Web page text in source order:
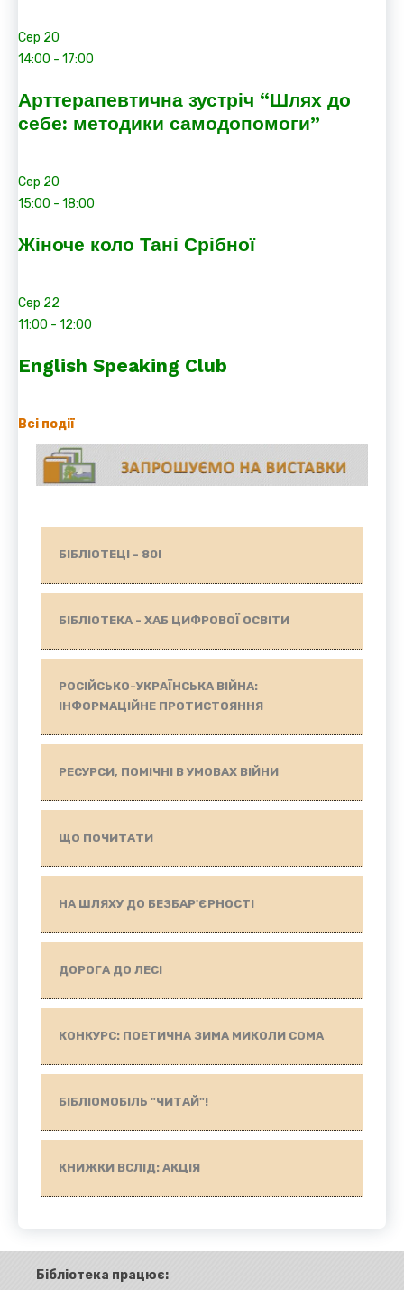
Сер 20
14:00 - 17:00
Арттерапевтична зустріч “Шлях до
себе: методики самодопомоги”
Сер 20
15:00 - 18:00
Жіноче коло Тані Срібної
Сер 22
11:00 - 12:00
English Speaking Club
Всі події
БІБЛІОТЕЦІ - 80!
БІБЛІОТЕКА - ХАБ ЦИФРОВОЇ ОСВІТИ
РОСІЙСЬКО-УКРАЇНСЬКА ВІЙНА:
ІНФОРМАЦІЙНЕ ПРОТИСТОЯННЯ
РЕСУРСИ, ПОМІЧНІ В УМОВАХ ВІЙНИ
ЩО ПОЧИТАТИ
НА ШЛЯХУ ДО БЕЗБАР'ЄРНОСТІ
ДОРОГА ДО ЛЕСІ
КОНКУРС: ПОЕТИЧНА ЗИМА МИКОЛИ СОМА
БІБЛІОМОБІЛЬ "ЧИТАЙ"!
КНИЖКИ ВСЛІД: АКЦІЯ
Бібліотека працює: